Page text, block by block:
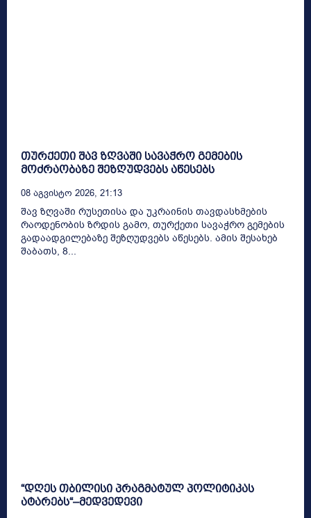
თურქეთი შავ ზღვაში სავაჭრო გემების
მოძრაობაზე შეზღუდვებს აწესებს
08 Აგვისტო 2026, 21:13
შავ ზღვაში რუსეთისა და უკრაინის თავდასხმების
რაოდენობის ზრდის გამო, თურქეთი სავაჭრო გემების
გადაადგილებაზე შეზღუდვებს აწესებს. ამის შესახებ
შაბათს, 8...
“დღეს თბილისი პრაგმატულ პოლიტიკას
ატარებს“–მედვედევი